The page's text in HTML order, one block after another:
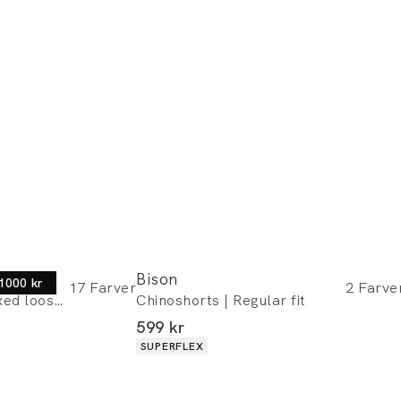
kr
Chinoshorts | Relaxed loose fit
17 FarverBison
Chinoshorts | Regular fit
2
I alt (inkl. rabat)
599 kr
Produkt egenskaber
SUPERFLEX